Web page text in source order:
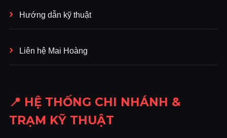
Hướng dẫn kỹ thuật
Liên hệ Mai Hoàng
📍 HỆ THỐNG CHI NHÁNH &
TRẠM KỸ THUẬT